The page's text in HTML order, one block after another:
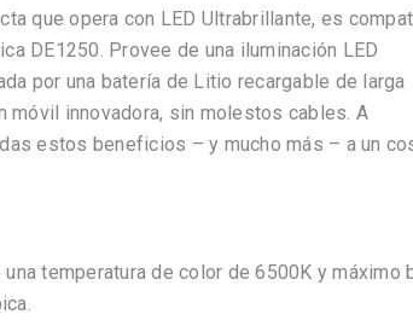
que opera con LED Ultrabrillante, es
DE1250. Provee de una iluminación LED
por una batería de Litio recargable de larga
móvil innovadora, sin molestos cables. A
estos beneficios – y mucho más – a un
temperatura de color de 6500K y máximo